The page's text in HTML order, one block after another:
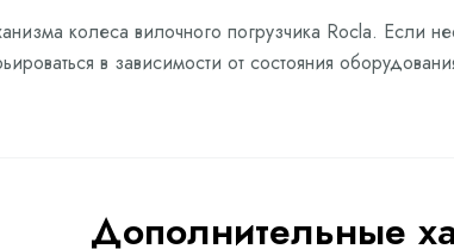
колеса вилочного погрузчика Rocla. Если
в зависимости от состояния
Дополнительные